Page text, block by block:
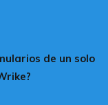
de un solo